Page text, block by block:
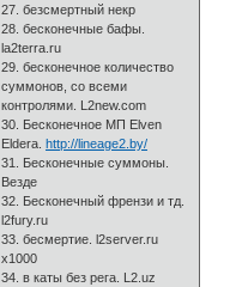
27. безсмертный некр
28. бескoнечные бафы.
la2terra.ru
29. бесконечное количество
суммонов, со всеми
контролями. L2new.com
30. Бесконечное МП Elven
Eldera. http://lineage2.by/
31. Бесконечные суммоны.
Везде
32. Бесконечный френзи и тд.
l2fury.ru
33. бесмертие. l2server.ru
x1000
34. в каты без рега. L2.uz